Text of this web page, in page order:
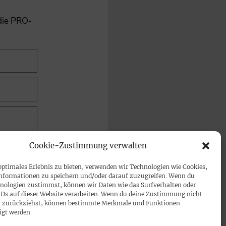
Cookie-Zustimmung verwalten
Erlebnis zu bieten, verwenden wir Technologien wie Cookies,
zu speichern und/oder darauf zuzugreifen. Wenn du
zustimmst, können wir Daten wie das Surfverhalten oder
auf dieser Website verarbeiten. Wenn du deine Zustimmung nicht
zurückziehst, können bestimmte Merkmale und Funktionen
werden.
PRO-